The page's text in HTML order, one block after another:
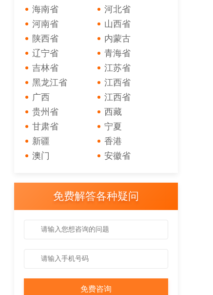
海南省
河北省
河南省
山西省
陕西省
内蒙古
辽宁省
青海省
吉林省
江苏省
黑龙江省
江西省
广西
江西省
贵州省
西藏
甘肃省
宁夏
新疆
香港
澳门
安徽省
免费解答各种疑问